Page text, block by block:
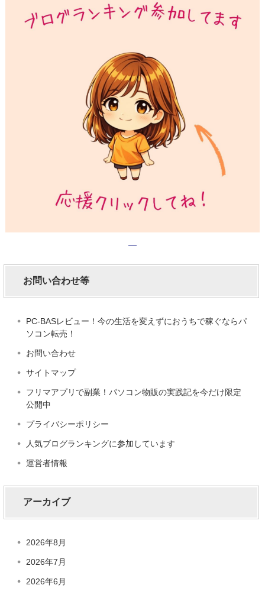
お問い合わせ等
PC-BASレビュー！今の生活を変えずにおうちで稼ぐならパ
ソコン転売！
お問い合わせ
サイトマップ
フリマアプリで副業！パソコン物販の実践記を今だけ限定
公開中
プライバシーポリシー
人気ブログランキングに参加しています
運営者情報
アーカイブ
2026年8月
2026年7月
2026年6月